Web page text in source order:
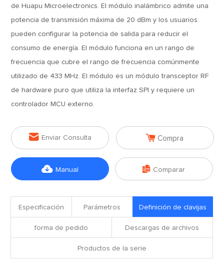
de Huapu Microelectronics. El módulo inalámbrico admite una
potencia de transmisión máxima de 20 dBm y los usuarios
pueden configurar la potencia de salida para reducir el
consumo de energía. El módulo funciona en un rango de
frecuencia que cubre el rango de frecuencia comúnmente
utilizado de 433 MHz. El módulo es un módulo transceptor RF
de hardware puro que utiliza la interfaz SPI y requiere un
controlador MCU externo.
 Enviar Consulta  Compra
 Manual  Comparar
Especificación Parámetros Definición de clavijas
forma de pedido Descargas de archivos
Productos de la serie